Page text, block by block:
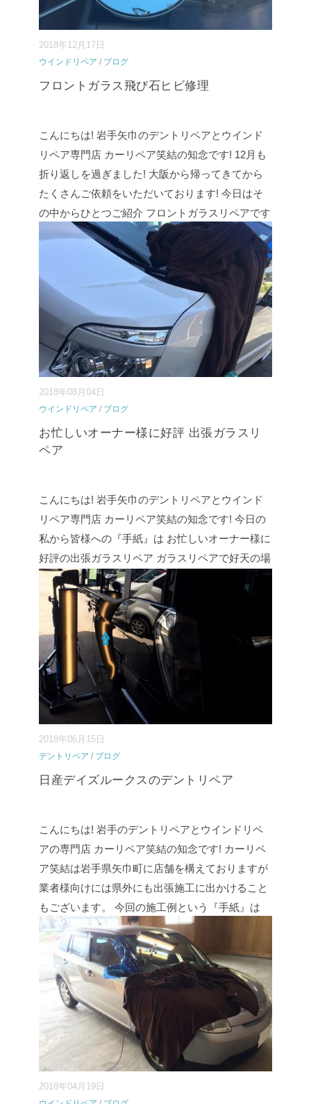
2018年12月17日
ウインドリペア / ブログ
フロントガラス飛び石ヒビ修理
こんにちは! 岩手矢巾のデントリペアとウインド
リペア専門店 カーリペア笑結の知念です! 12月も
折り返しを過ぎました! 大阪から帰ってきてから
たくさんご依頼をいただいております! 今日はそ
の中からひとつご紹介 フロントガラスリペアです
↓ 施工前の写真です!衝撃点2か所のひび ひと手間
加えて施工開⇒続きを読む
...
2018年08月04日
ウインドリペア / ブログ
お忙しいオーナー様に好評 出張ガラスリ
ペア
こんにちは! 岩手矢巾のデントリペアとウインド
リペア専門店 カーリペア笑結の知念です! 今日の
私から皆様への『手紙』は お忙しいオーナー様に
好評の出張ガラスリペア ガラスリペアで好天の場
合に限り 出張ガラスリペアを承ります! 仕事中に
職場駐車場で直して欲しい 自営業なので家を開け
られない などのご要⇒続きを読む
2018年06月15日
デントリペア / ブログ
日産デイズルークスのデントリペア
こんにちは! 岩手のデントリペアとウインドリペ
アの専門店 カーリペア笑結の知念です! カーリペ
ア笑結は岩手県矢巾町に店舗を構えておりますが
業者様向けには県外にも出張施工に出かけること
もございます。 今回の施工例という『手紙』は
秋田県横手市の車販店様からのご依頼で 日産デイ
ズルークスです! 施工箇⇒続きを読む
2018年04月19日